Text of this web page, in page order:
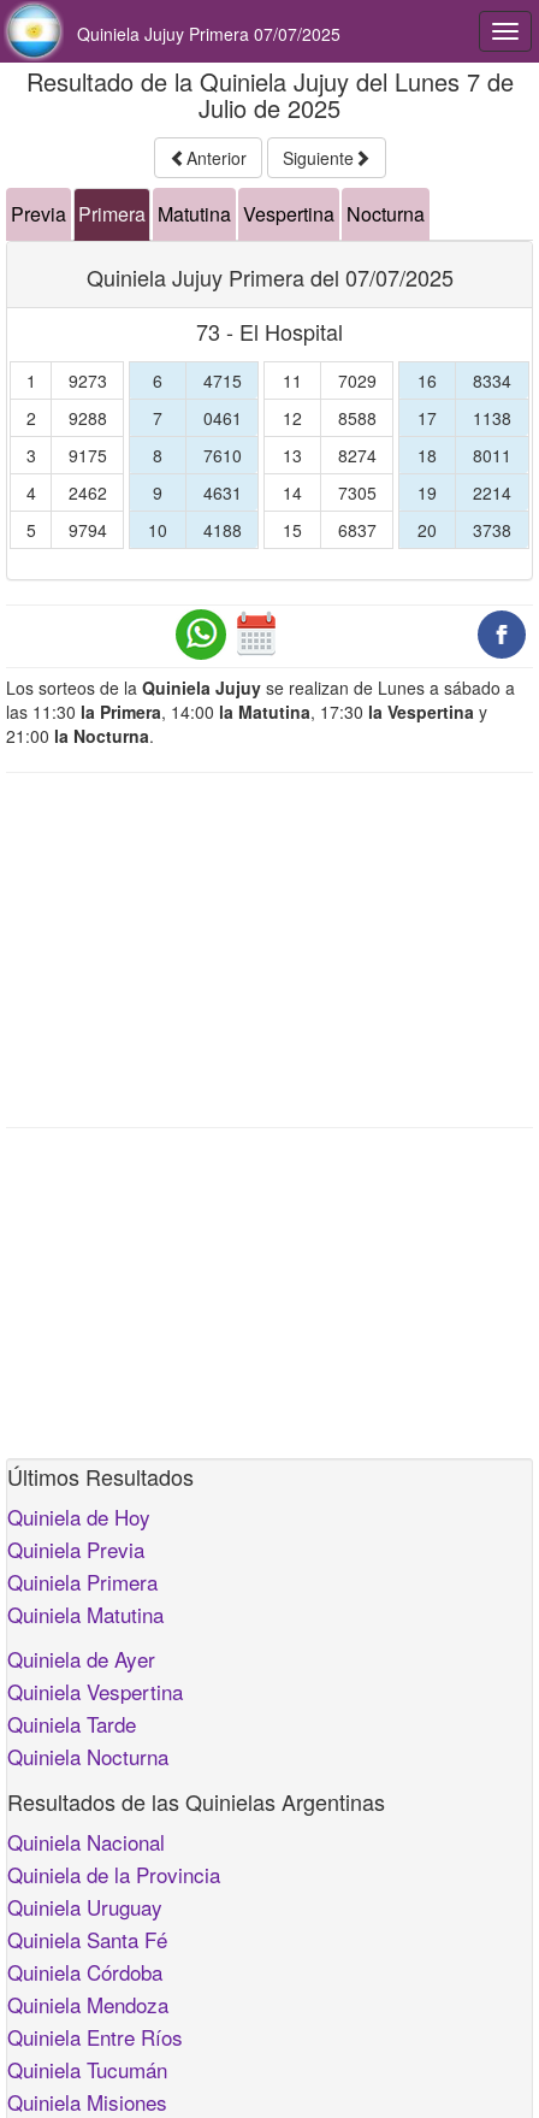
Quiniela Jujuy Primera 07/07/2025
Resultado de la Quiniela Jujuy del Lunes 7 de
Julio de 2025
Anterior Siguiente
Previa Primera Matutina Vespertina Nocturna
Quiniela Jujuy Primera del 07/07/2025
73 - El Hospital
1
9273
2
9288
3
9175
4
2462
5
9794
6
4715
7
0461
8
7610
9
4631
10
4188
11
7029
12
8588
13
8274
14
7305
15
6837
16
8334
17
1138
18
8011
19
2214
20
3738
Los sorteos de la Quiniela Jujuy se realizan de Lunes a sábado a
las 11:30 la Primera, 14:00 la Matutina, 17:30 la Vespertina y
21:00 la Nocturna.
Últimos Resultados
Quiniela de Hoy
Quiniela Previa
Quiniela Primera
Quiniela Matutina
Quiniela de Ayer
Quiniela Vespertina
Quiniela Tarde
Quiniela Nocturna
Resultados de las Quinielas Argentinas
Quiniela Nacional
Quiniela de la Provincia
Quiniela Uruguay
Quiniela Santa Fé
Quiniela Córdoba
Quiniela Mendoza
Quiniela Entre Ríos
Quiniela Tucumán
Quiniela Misiones